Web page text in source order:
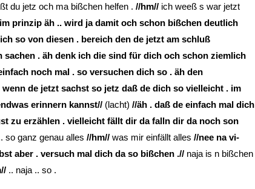
du jetz och ma bißchen helfen . //hm// ich weeß s war jetzt
prinzip äh .. wird ja damit och schon bißchen deutlich
so von diesen . bereich den de jetzt am schluß
. äh denk ich die sind für dich och schon ziemlich
noch mal . so versuchen dich so . äh den
de jetzt sachst so jetz daß de dich so vielleicht . im
erinnern kannst// (lacht) //äh . daß de einfach mal dich
zu erzählen . vielleicht fällt dir da falln dir da noch son
so ganz genau alles //hm// was mir einfällt alles //nee na vi-
aber . versuch mal dich da so bißchen .// naja is n bißchen
.. naja .. so .